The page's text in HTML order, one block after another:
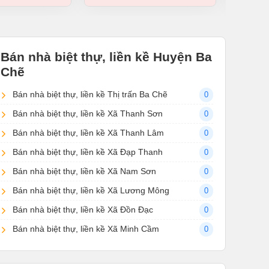
Bán nhà biệt thự, liền kề Huyện Ba
Chẽ
Bán nhà biệt thự, liền kề Thị trấn Ba Chẽ 0
Bán nhà biệt thự, liền kề Xã Thanh Sơn 0
Bán nhà biệt thự, liền kề Xã Thanh Lâm 0
Bán nhà biệt thự, liền kề Xã Đạp Thanh 0
Bán nhà biệt thự, liền kề Xã Nam Sơn 0
Bán nhà biệt thự, liền kề Xã Lương Mông 0
Bán nhà biệt thự, liền kề Xã Đồn Đạc 0
Bán nhà biệt thự, liền kề Xã Minh Cầm 0